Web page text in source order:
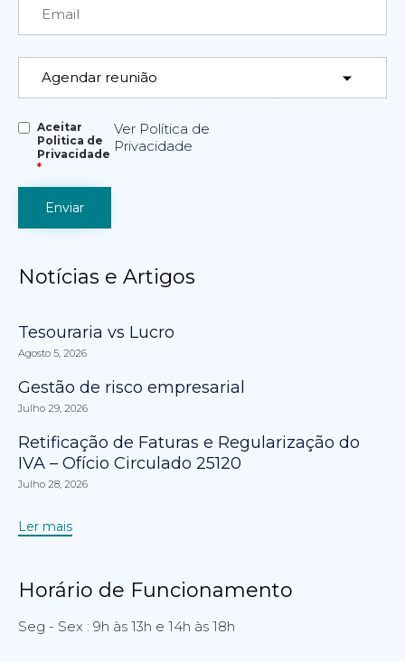
Aceitar
Politica de
Privacidade
*
Ver Política de
Privacidade
Notícias e Artigos
Tesouraria vs Lucro
Agosto 5, 2026
Gestão de risco empresarial
Julho 29, 2026
Retificação de Faturas e Regularização do
IVA – Ofício Circulado 25120
Julho 28, 2026
Ler mais
Horário de Funcionamento
Seg - Sex : 9h às 13h e 14h às 18h